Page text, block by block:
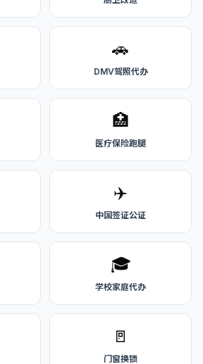
🚗
DMV驾照代办
🏥
医疗保险跑腿
✈️
中国签证公证
🎓
学校家庭代办
🚪
门窗换锁